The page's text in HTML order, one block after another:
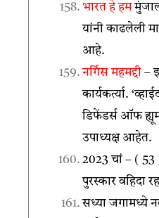
भारत हे हम
यांनी काढलेली
आहे.
नर्गिस महमद्दी –
कार्यकर्त्या.
डिफेंडर्स ऑफ
उपाध्यक्ष आहेत.
2023 चां – ( 53
पुरस्कार वहिदा
सध्या जगामध्ये